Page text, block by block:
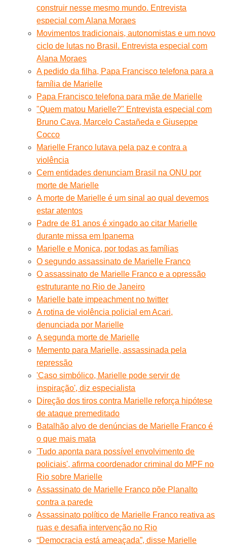
construir nesse mesmo mundo. Entrevista
especial com Alana Moraes
Movimentos tradicionais, autonomistas e um novo
ciclo de lutas no Brasil. Entrevista especial com
Alana Moraes
A pedido da filha, Papa Francisco telefona para a
família de Marielle
Papa Francisco telefona para mãe de Marielle
"Quem matou Marielle?" Entrevista especial com
Bruno Cava, Marcelo Castañeda e Giuseppe
Cocco
Marielle Franco lutava pela paz e contra a
violência
Cem entidades denunciam Brasil na ONU por
morte de Marielle
A morte de Marielle é um sinal ao qual devemos
estar atentos
Padre de 81 anos é xingado ao citar Marielle
durante missa em Ipanema
Marielle e Monica, por todas as famílias
O segundo assassinato de Marielle Franco
O assassinato de Marielle Franco e a opressão
estruturante no Rio de Janeiro
Marielle bate impeachment no twitter
A rotina de violência policial em Acari,
denunciada por Marielle
A segunda morte de Marielle
Memento para Marielle, assassinada pela
repressão
'Caso simbólico, Marielle pode servir de
inspiração', diz especialista
Direção dos tiros contra Marielle reforça hipótese
de ataque premeditado
Batalhão alvo de denúncias de Marielle Franco é
o que mais mata
'Tudo aponta para possível envolvimento de
policiais', afirma coordenador criminal do MPF no
Rio sobre Marielle
Assassinato de Marielle Franco põe Planalto
contra a parede
Assassinato político de Marielle Franco reativa as
ruas e desafia intervenção no Rio
“Democracia está ameaçada”, disse Marielle